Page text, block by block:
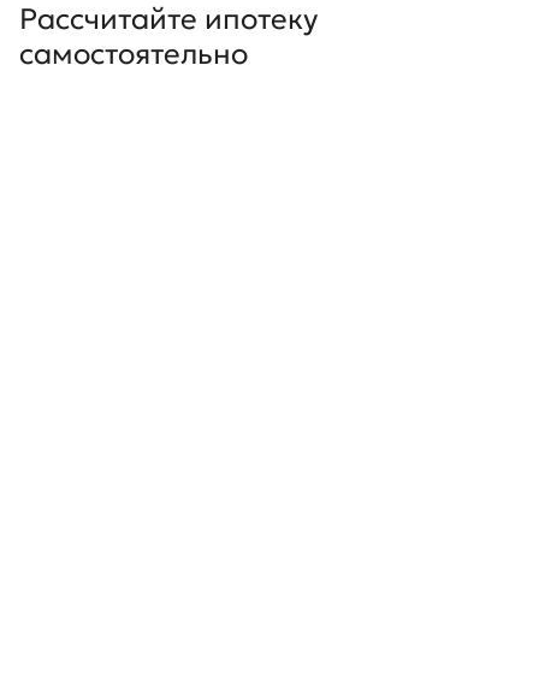
Рассчитайте ипотеку
самостоятельно